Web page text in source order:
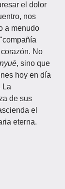
el dolor
nos
a menudo
No
, sino que
hoy en día
La
de sus
el
eterna.